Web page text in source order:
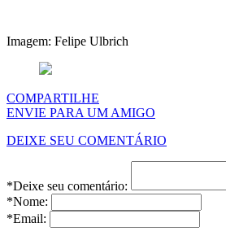
Imagem: Felipe Ulbrich
COMPARTILHE
ENVIE PARA UM AMIGO
DEIXE SEU COMENTÁRIO
*Deixe seu comentário:
*Nome:
*Email: